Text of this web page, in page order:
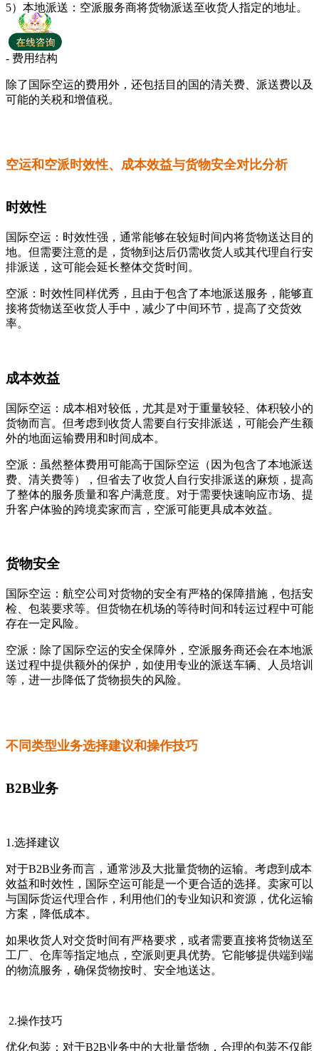
5）本地派送：空派服务商将货物派送至收货人指定的地址。
- 费用结构
除了国际空运的费用外，还包括目的国的清关费、派送费以及
可能的关税和增值税。
空运和空派时效性、成本效益与货物安全对比分析
时效性
国际空运：时效性强，通常能够在较短时间内将货物送达目的
地。但需要注意的是，货物到达后仍需收货人或其代理自行安
排派送，这可能会延长整体交货时间。
空派：时效性同样优秀，且由于包含了本地派送服务，能够直
接将货物送至收货人手中，减少了中间环节，提高了交货效
率。
成本效益
国际空运：成本相对较低，尤其是对于重量较轻、体积较小的
货物而言。但考虑到收货人需要自行安排派送，可能会产生额
外的地面运输费用和时间成本。
空派：虽然整体费用可能高于国际空运（因为包含了本地派送
费、清关费等），但省去了收货人自行安排派送的麻烦，提高
了整体的服务质量和客户满意度。对于需要快速响应市场、提
升客户体验的跨境卖家而言，空派可能更具成本效益。
货物安全
国际空运：航空公司对货物的安全有严格的保障措施，包括安
检、包装要求等。但货物在机场的等待时间和转运过程中可能
存在一定风险。
空派：除了国际空运的安全保障外，空派服务商还会在本地派
送过程中提供额外的保护，如使用专业的派送车辆、人员培训
等，进一步降低了货物损失的风险。
不同类型业务选择建议和操作技巧
B2B业务
1.选择建议
对于B2B业务而言，通常涉及大批量货物的运输。考虑到成本
效益和时效性，国际空运可能是一个更合适的选择。卖家可以
与国际货运代理合作，利用他们的专业知识和资源，优化运输
方案，降低成本。
如果收货人对交货时间有严格要求，或者需要直接将货物送至
工厂、仓库等指定地点，空派则更具优势。它能够提供端到端
的物流服务，确保货物按时、安全地送达。
2.操作技巧
优化包装：对于B2B业务中的大批量货物，合理的包装不仅能